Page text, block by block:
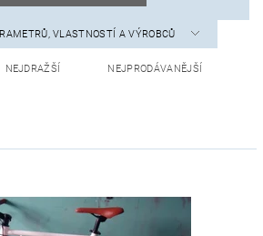
VLASTNOSTÍ A VÝROBCŮ
NEJDRAŽŠÍ NEJPRODÁVANĚJŠÍ